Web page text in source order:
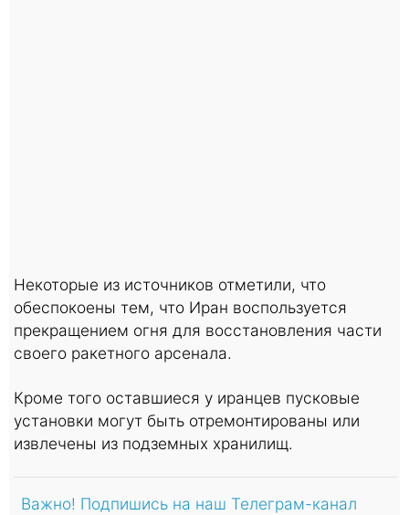
Некоторые из источников отметили, что
обеспокоены тем, что Иран воспользуется
прекращением огня для восстановления части
своего ракетного арсенала.
Кроме того оставшиеся у иранцев пусковые
установки могут быть отремонтированы или
извлечены из подземных хранилищ.
Важно! Подпишись на наш Телеграм-канал